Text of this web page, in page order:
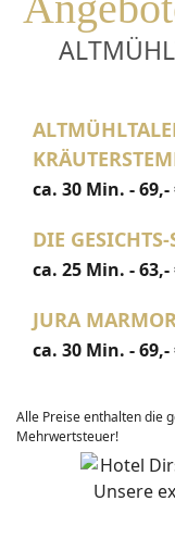
ca. 30 Min. - 69,-
DIE
ca. 25 Min. - 63,-
JURA
ca. 30 Min. - 69,-
Alle Preise enthalten die
Mehrwertsteuer!